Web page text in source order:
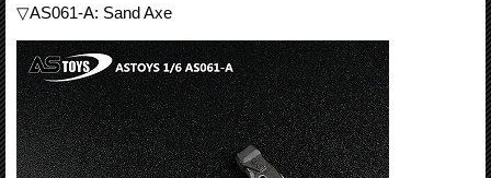
▽AS061-A: Sand Axe